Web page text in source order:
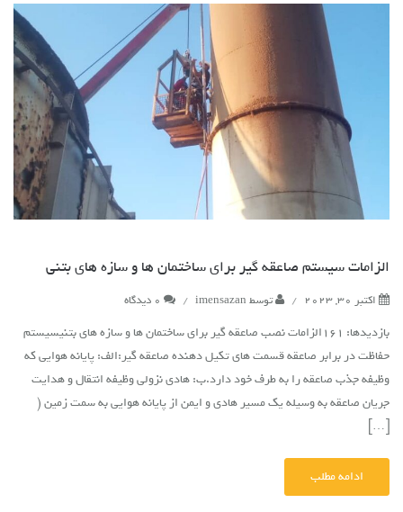
الزامات سیستم صاعقه گیر برای ساختمان ها و سازه های بتنی
اکتبر 30, 2023 / توسط imensazan
/
بازدیدها: 161الزامات نصب صاعقه گیر برای ساختمان ها و سازه های بتنیسیستم
حفاظت در برابر صاعقه قسمت های تکیل دهنده صاعقه گیر:الف: پایانه هوایی که
وظیفه جذب صاعقه را به طرف خود دارد.ب: هادی نزولی وظیفه انتقال و هدایت
جریان صاعقه به وسیله یک مسیر هادی و ایمن از پایانه هوایی به سمت زمین (
[…]
ادامه مطلب